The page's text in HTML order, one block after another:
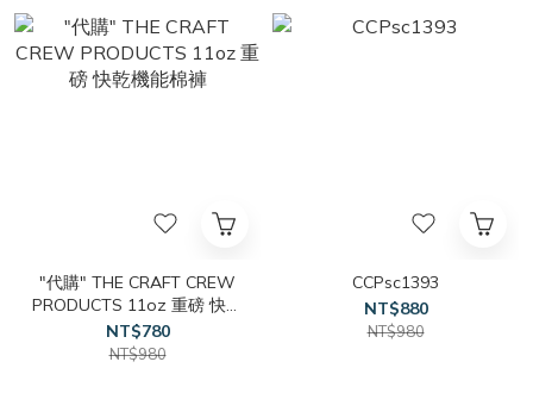
"代購" THE CRAFT CREW
PRODUCTS 11oz 重磅 快乾
機能棉褲
NT$780
NT$980
CCPsc1393
NT$880
NT$980